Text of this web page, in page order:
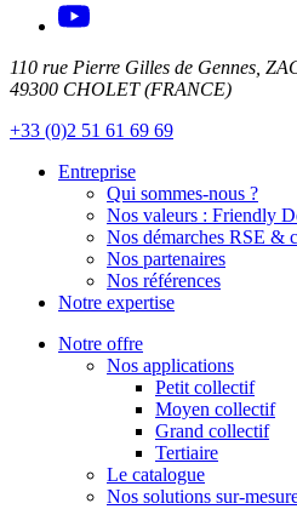
110 rue Pierre Gilles de Gennes,
49300 CHOLET (FRANCE)
+33 (0)2 51 61 69 69
Entreprise
Qui sommes-nous ?
Nos valeurs : Friendly
Nos démarches RSE &
Nos partenaires
Nos références
Notre expertise
Notre offre
Nos applications
Petit collectif
Moyen collectif
Grand collectif
Tertiaire
Le catalogue
Nos solutions sur-